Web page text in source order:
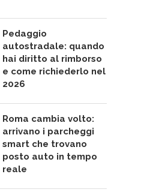
Pedaggio
autostradale: quando
hai diritto al rimborso
e come richiederlo nel
2026
Roma cambia volto:
arrivano i parcheggi
smart che trovano
posto auto in tempo
reale